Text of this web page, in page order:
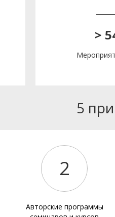
>
5
2
Авторские программы